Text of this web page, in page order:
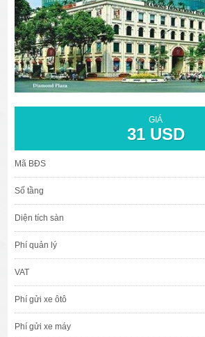
GIÁ
31 USD
Mã BĐS
Số tầng
Diện tích sàn
Phí quản lý
VAT
Phí gửi xe ôtô
Phí gửi xe máy
văn phòng cho thuê quận 3
văn phòng quận 1
văn phòng quận 3
cao ốc văn phòng quận 1
cao ốc văn phòng quận 3